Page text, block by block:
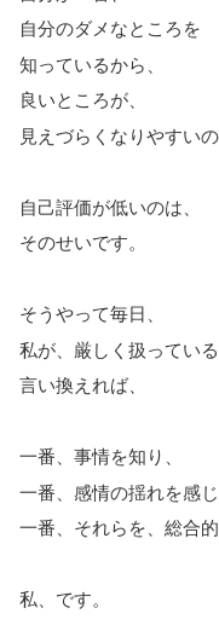
自分のダメなところを
知っているから、
良いところが、
見えづらくなりやすいの
自己評価が低いのは、
そのせいです。
そうやって毎日、
私が、厳しく扱っている
言い換えれば、
一番、事情を知り、
一番、感情の揺れを感じ
一番、それらを、総合
私、です。